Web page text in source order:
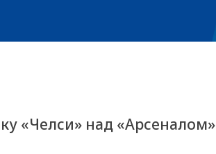
«Челси» над «Арсеналом»